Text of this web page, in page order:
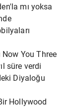
mı yoksa
Now You Three
süre verdi
Diyaloğu
Hollywood